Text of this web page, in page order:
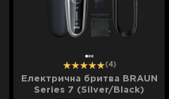
(4)
Електрична бритва BRAUN
Series 7 (Silver/Black)